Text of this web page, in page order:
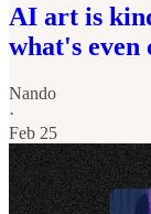
AI art is
what's
Nando
·
Feb 25